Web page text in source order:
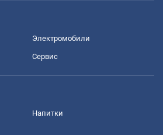
Электромобили
Сервис
Напитки